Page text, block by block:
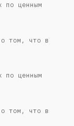
по ценным
о том, что в
по ценным
о том, что в